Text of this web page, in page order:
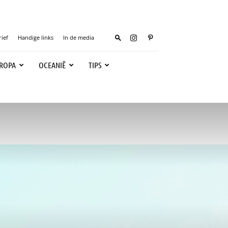
Handige links In de media
OCEANIË TIPS